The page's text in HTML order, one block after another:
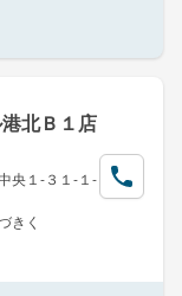
北Ｂ１店
央１-３１-１-
きく